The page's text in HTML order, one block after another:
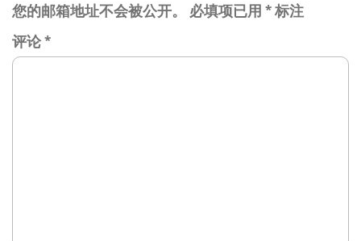
您的邮箱地址不会被公开。 必填项已用 *标注
评论*